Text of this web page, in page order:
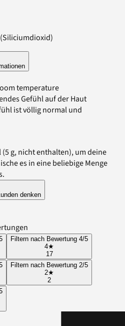
temperature
Gefühl auf der Haut
ist völlig normal und
g, nicht enthalten), um deine
es in eine beliebige Menge
denken
Filtern nach Bewertung 4/5
4★
17
Filtern nach Bewertung 2/5
2★
2